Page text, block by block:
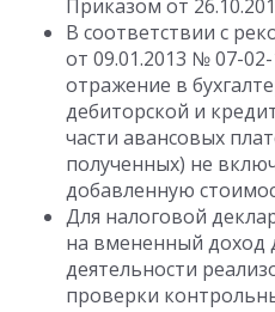
Приказом от
В соответствии с
от 09.01.2013 № 07-
отражение в
дебиторской и
части авансовых
полученных) не
добавленную
Для налоговой
на вмененный доход
деятельности
проверки